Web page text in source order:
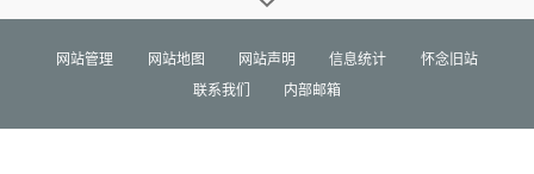
网站管理 网站地图 网站声明 信息统计
怀念旧站
联系我们
内部邮箱